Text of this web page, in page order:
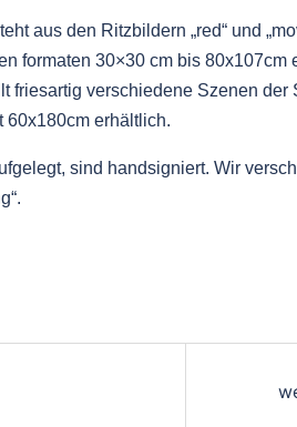
aus den Ritzbildern „red“ und
formaten 30×30 cm bis 80x107cm
friesartig verschiedene Szenen
60x180cm erhältlich.
sind handsigniert. Wir